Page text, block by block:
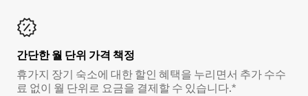
간단한 월 단위 가격 책정
휴가지 장기 숙소에 대한 할인 혜택을 누리면서 추가 수수
료 없이 월 단위로 요금을 결제할 수 있습니다.*